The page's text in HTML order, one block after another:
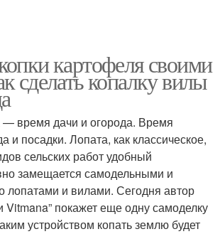
картофеля своими
сделать копалку вилы
— время дачи и огорода. Время
и посадки. Лопата, как классическое,
сельских работ удобный
замещается самодельными и
лопатами и вилами. Сегодня автор
Vitmana” покажет еще одну самоделку
устройством копать землю будет